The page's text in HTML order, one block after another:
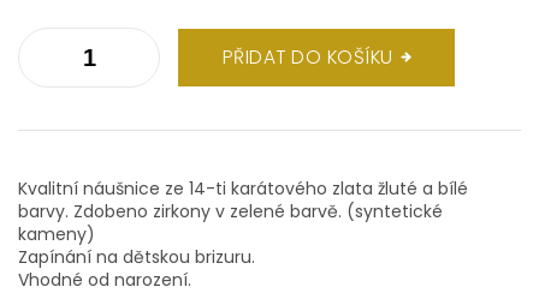
PŘIDAT DO KOŠÍKU
Kvalitní náušnice ze 14-ti karátového zlata žluté a bílé
barvy. Zdobeno zirkony v zelené barvě. (syntetické
kameny)
Zapínání na dětskou brizuru.
Vhodné od narození.